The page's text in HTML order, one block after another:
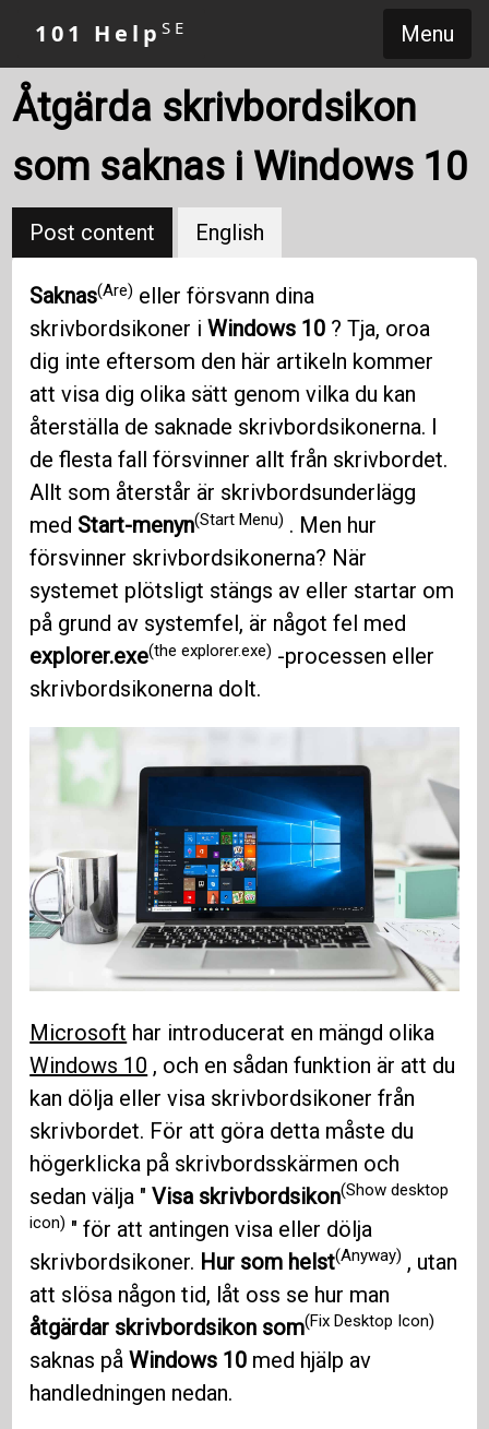
Menu
101 Help SE
Åtgärda skrivbordsikon
som saknas i Windows 10
Post content English
Saknas(Are) eller försvann dina
skrivbordsikoner iWindows 10 ? Tja, oroa
dig inte eftersom den här artikeln kommer
att visa dig olika sätt genom vilka du kan
återställa de saknade skrivbordsikonerna. I
de flesta fall försvinner allt från skrivbordet.
Allt som återstår är skrivbordsunderlägg
med Start-menyn(Start Menu) . Men hur
försvinner skrivbordsikonerna? När
systemet plötsligt stängs av eller startar om
på grund av systemfel, är något fel med
explorer.exe(the explorer.exe) -processen eller
skrivbordsikonerna dolt.
Microsoft har introducerat en mängd olika
Windows 10 , och en sådan funktion är att du
kan dölja eller visa skrivbordsikoner från
skrivbordet. För att göra detta måste du
högerklicka på skrivbordsskärmen och
sedan välja "Visa skrivbordsikon(Show desktop
icon) " för att antingen visa eller dölja
skrivbordsikoner. Hur som helst(Anyway) , utan
att slösa någon tid, låt oss se hur man
åtgärdar skrivbordsikon som(Fix Desktop Icon)
saknas påWindows 10 med hjälp av
handledningen nedan.